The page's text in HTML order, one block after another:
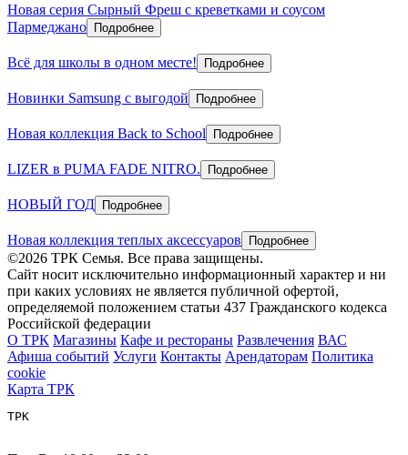
Новая серия Сырный Фреш с креветками и соусом
Пармеджано Подробнее
Всё для школы в одном месте! Подробнее
Новинки Samsung с выгодой Подробнее
Новая коллекция Back to School Подробнее
LIZER в PUMA FADE NITRO. Подробнее
НОВЫЙ ГОД Подробнее
Новая коллекция теплых аксессуаров Подробнее
©2026 ТРК Семья. Все права защищены.
Сайт носит исключительно информационный характер и ни
при каких условиях не является публичной офертой,
определяемой положением статьи 437 Гражданского кодекса
Российской федерации
О ТРК Магазины Кафе и рестораны Развлечения ВАС
Афиша событий Услуги Контакты Арендаторам Политика
cookie
Карта ТРК
ТРК